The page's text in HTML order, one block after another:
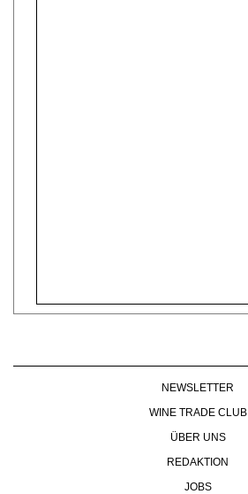
NEWSLETTER
WINE TRADE CLUB
ÜBER UNS
REDAKTION
JOBS